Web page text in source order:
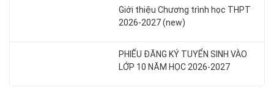
Giới thiệu Chương trình học THPT
2026-2027 (new)
PHIẾU ĐĂNG KÝ TUYỂN SINH VÀO
LỚP 10 NĂM HỌC 2026-2027